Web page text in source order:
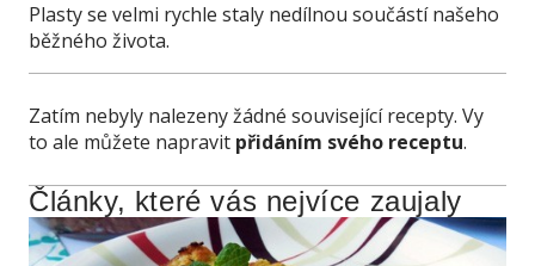
Plasty se velmi rychle staly nedílnou součástí našeho
běžného života.
Zatím nebyly nalezeny žádné související recepty. Vy
to ale můžete napravit přidáním svého receptu.
Články, které vás nejvíce zaujaly